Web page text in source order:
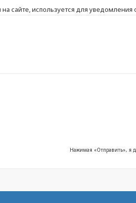
сайте, используется для уведомления
Нажимая «Отправить», я